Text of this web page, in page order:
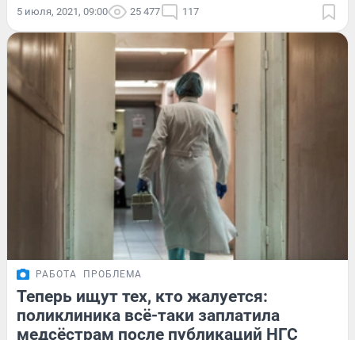
5 июля, 2021, 09:00 25 477 117
РАБОТА ПРОБЛЕМА
Теперь ищут тех, кто жалуется:
поликлиника всё-таки заплатила
медсёстрам после публикаций НГС